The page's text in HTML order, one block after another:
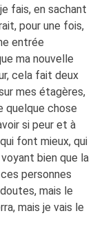
fais, en sachant
pour une fois,
entrée
ma nouvelle
cela fait deux
mes étagères,
quelque chose
si peur et à
font mieux, qui
bien que la
personnes
mais le
mais je vais le